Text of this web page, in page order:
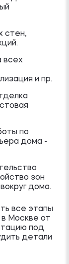
стен,
всех
и пр.
по
дома -
зон
дома.
все этапы
Москве от
под
детали